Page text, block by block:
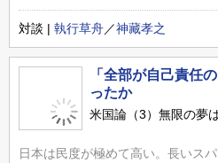
対談 | 執行草舟／神藏孝之
「全部が自己責任
ったか
米国論（3）無限の夢
日本は民度が極めて高い。長いス